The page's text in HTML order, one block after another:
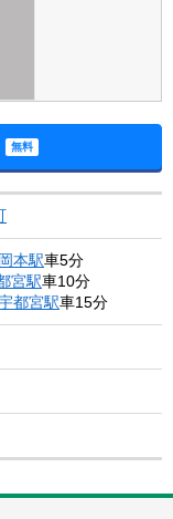
岡本駅車5分
宮駅車10分
都宮駅車15分